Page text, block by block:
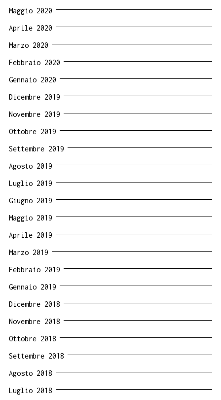
Maggio 2020
Aprile 2020
Marzo 2020
Febbraio 2020
Gennaio 2020
Dicembre 2019
Novembre 2019
Ottobre 2019
Settembre 2019
Agosto 2019
Luglio 2019
Giugno 2019
Maggio 2019
Aprile 2019
Marzo 2019
Febbraio 2019
Gennaio 2019
Dicembre 2018
Novembre 2018
Ottobre 2018
Settembre 2018
Agosto 2018
Luglio 2018